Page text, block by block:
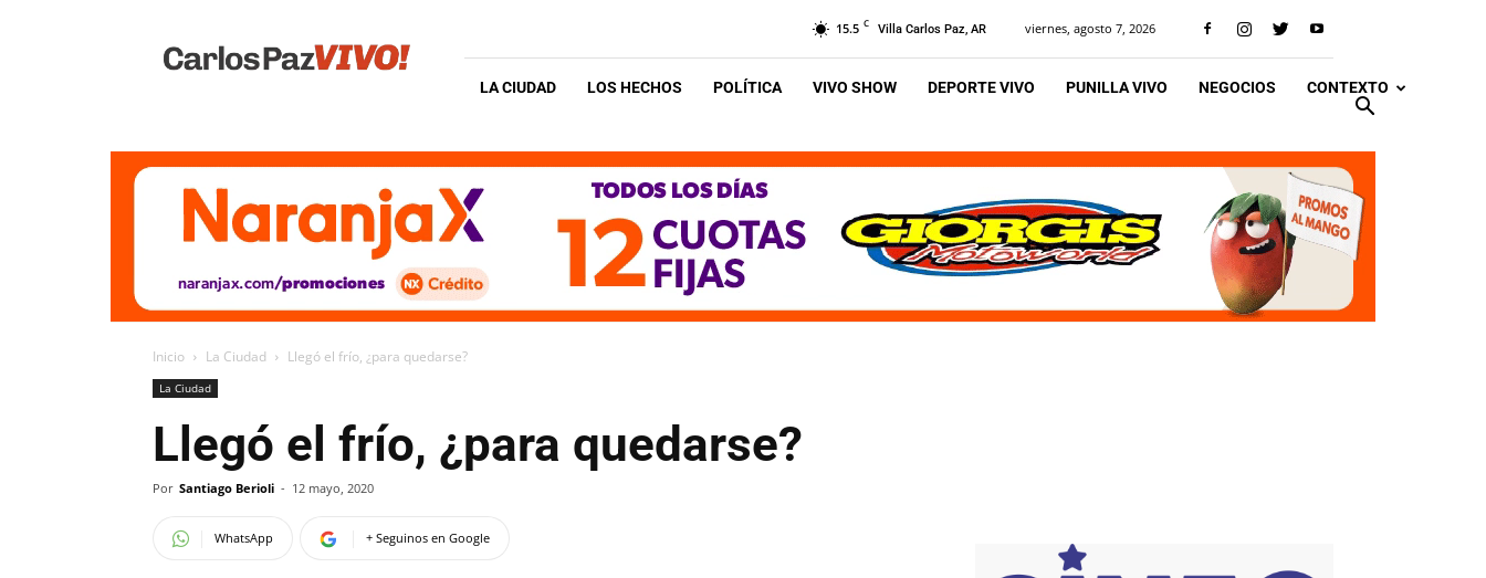
Vivo
15.5 C Villa Carlos Paz, AR viernes, agosto 7, 2026
LA CIUDAD LOS HECHOS POLÍTICA VIVO SHOW DEPORTE VIVO PUNILLA VIVO NEGOCIOS CONTEXTO
Inicio La Ciudad Llegó el frío, ¿para quedarse?
La Ciudad
Llegó el frío, ¿para quedarse?
Por Santiago Berioli - 12 mayo, 2020
WhatsApp + Seguinos en Google